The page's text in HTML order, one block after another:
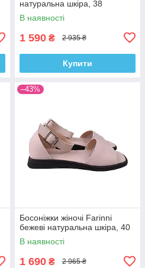
натуральна шкіра, 38
В наявності
1 590 ₴ 2 935 ₴
Купити
–43%
Босоніжки жіночі Farinni
бежеві натуральна шкіра, 40
В наявності
1 690 ₴ 2 965 ₴